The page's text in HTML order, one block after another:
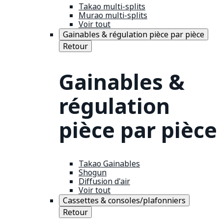
Takao multi-splits
Murao multi-splits
Voir tout
Gainables & régulation pièce par pièce
Retour
Gainables &
régulation
pièce par pièce
Takao Gainables
Shogun
Diffusion d'air
Voir tout
Cassettes & consoles/plafonniers
Retour